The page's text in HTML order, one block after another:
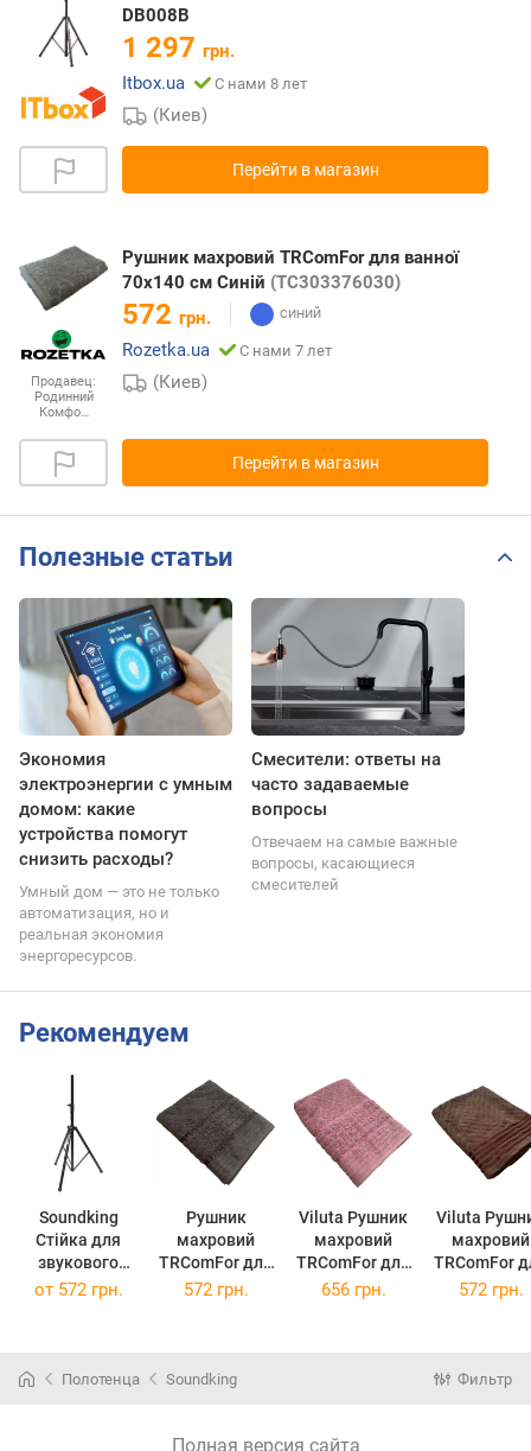
DB008B
1 297 грн.
Itbox.ua
С нами 8 лет
(Киев)
Перейти в магазин
Продавец:
Родинний
Комфо…
Рушник махровий TRComFor для ванної
70х140 см Синій (TC303376030)
572 грн.
Rozetka.ua
С нами 7 лет
(Киев)
Перейти в магазин
Полезные статьи
Экономия
электроэнергии с умным
домом: какие
устройства помогут
снизить расходы?
Умный дом — это не только
автоматизация, но и
реальная экономия
энергоресурсов.
Смесители: ответы на
часто задаваемые
вопросы
Отвечаем на самые важные
вопросы, касающиеся
смесителей
Рекомендуем
Soundking
Стійка для
звукового
обладнання
Рушник
махровий
TRComFor для
ванної 70х140
Viluta Рушник
махровий
TRComFor для
ванної 70х140
Viluta
махровий
TRComFor
ванної
темно-
от 572 грн. 572 грн. 656 грн. 572 грн.
Полотенца Soundking Фильтр
Полная версия сайта